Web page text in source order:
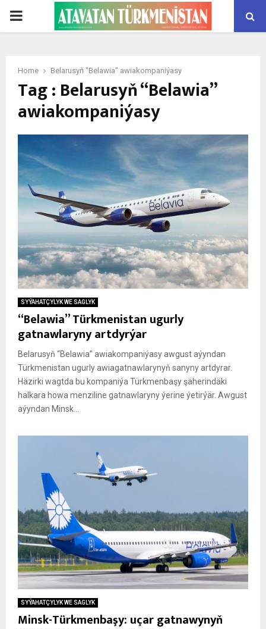
PRIMARY
Home Belarusyň "Belawia" awiakompaniýasy
Tag : Belarusyň “Belawia”
awiakompaniýasy
SYÝAHATÇYLYK WE SAGLYK
“Belawia” Türkmenistan ugurly
gatnawlaryny artdyrýar
Belarusyň “Belawia” awiakompaniýasy awgust aýyndan
Türkmenistan ugurly awiagatnawlarynyň sanyny artdyrar.
Häzirki wagtda bu kompaniýa Türkmenbaşy şäherindäki
halkara howa menziline gatnawlaryny ýerine ýetirýär. Awgust
aýyndan Minsk...
SYÝAHATÇYLYK WE SAGLYK
Minsk-Türkmenbaşy: uçar gatnawynyň